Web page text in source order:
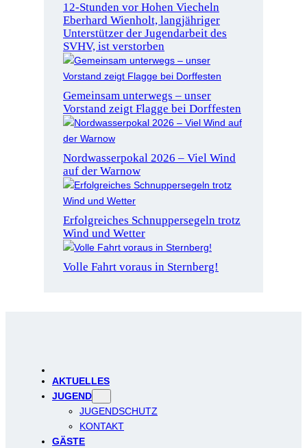
12-Stunden vor Hohen Viecheln
Eberhard Wienholt, langjähriger
Unterstützer der Jugendarbeit des
SVHV, ist verstorben
Gemeinsam unterwegs – unser
Vorstand zeigt Flagge bei Dorffesten
Nordwasserpokal 2026 – Viel Wind
auf der Warnow
Erfolgreiches Schnuppersegeln trotz
Wind und Wetter
Volle Fahrt voraus in Sternberg!
AKTUELLES
JUGEND
JUGENDSCHUTZ
KONTAKT
GÄSTE